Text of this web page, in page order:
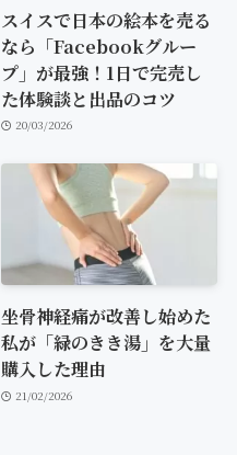
スイスで日本の絵本を売る
なら「Facebookグルー
プ」が最強！1日で完売し
た体験談と出品のコツ
20/03/2026
坐骨神経痛が改善し始めた
私が「緑のきき湯」を大量
購入した理由
21/02/2026